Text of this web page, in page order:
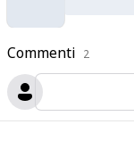
Commenti 2